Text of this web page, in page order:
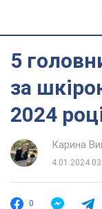
5
за
2024
Карина
4.01.2024
0